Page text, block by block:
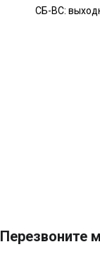
СБ-ВС:
Перезвоните